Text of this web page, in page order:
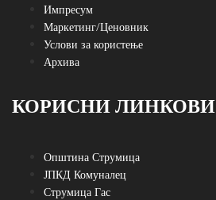
Импресум
Маркетинг/Ценовник
Услови за користење
Архива
КОРИСНИ ЛИНКОВИ
Општина Струмица
ЈПКД Комуналец
Струмица Гас